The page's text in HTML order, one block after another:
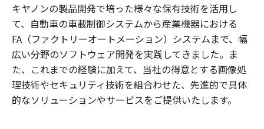
キヤノンの製品開発で培った様々な保有技術を活用し
て、自動車の車載制御システムから産業機器における
FA（ファクトリーオートメーション）システムまで、幅
広い分野のソフトウェア開発を実践してきました。ま
た、これまでの経験に加えて、当社の得意とする画像処
理技術やセキュリティ技術を組合わせた、先進的で具体
的なソリューションやサービスをご提供いたします。